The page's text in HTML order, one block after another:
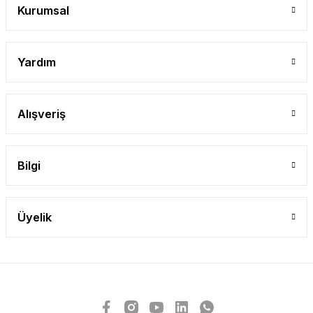
Kurumsal
Yardım
Alışveriş
Bilgi
Üyelik